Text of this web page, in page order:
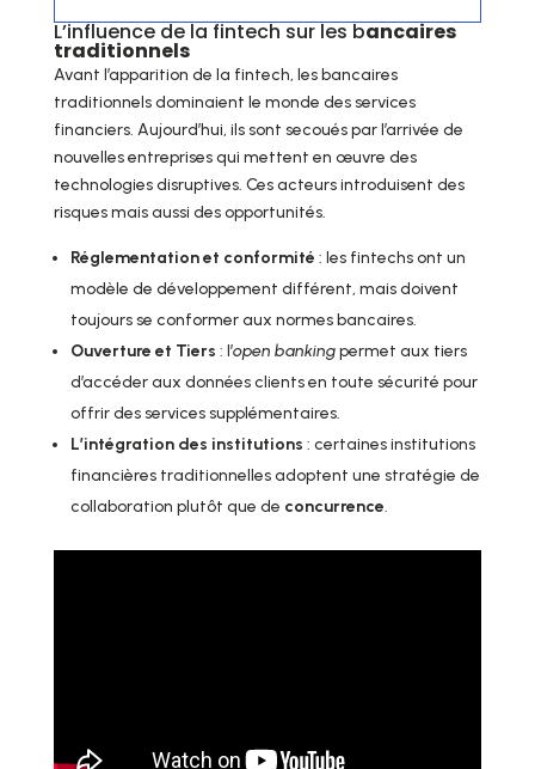
L’influence de la fintech sur les bancaires
traditionnels
Avant l’apparition de la fintech, les bancaires
traditionnels dominaient le monde des services
financiers. Aujourd’hui, ils sont secoués par l’arrivée de
nouvelles entreprises qui mettent en œuvre des
technologies disruptives. Ces acteurs introduisent des
risques mais aussi des opportunités.
Réglementation et conformité : les fintechs ont un
modèle de développement différent, mais doivent
toujours se conformer aux normes bancaires.
Ouverture et Tiers : l’open bankingpermet aux tiers
d’accéder aux données clients en toute sécurité pour
offrir des services supplémentaires.
L’intégration des institutions : certaines institutions
financières traditionnelles adoptent une stratégie de
collaboration plutôt que de concurrence.